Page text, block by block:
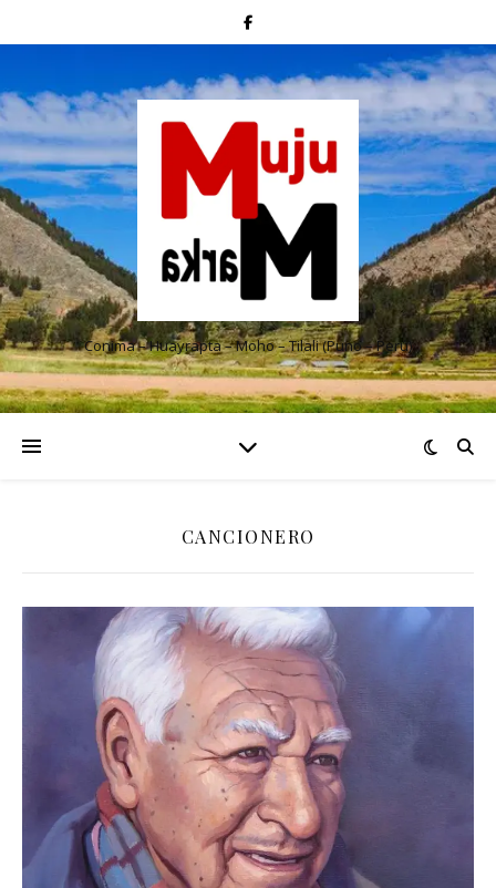
Conima – Huayrapta – Moho – Tilali (Puno – Perú)
CANCIONERO